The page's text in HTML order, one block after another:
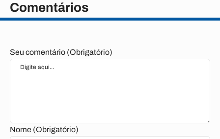
Comentários
Seu comentário (Obrigatório)
Nome (Obrigatório)